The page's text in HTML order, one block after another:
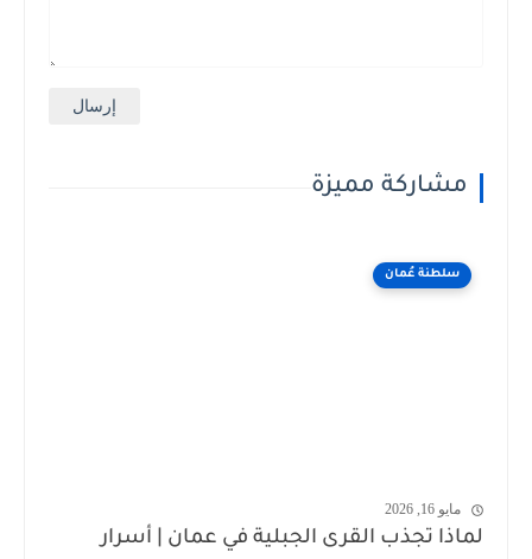
مشاركة مميزة
سلطنة عُمان
مايو 16, 2026
لماذا تجذب القرى الجبلية في عمان | أسرار